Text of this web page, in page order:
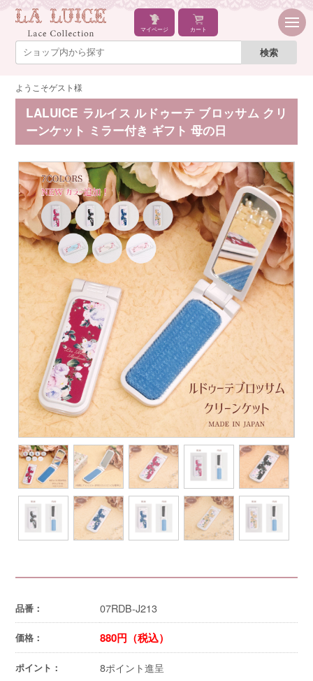
マイページ カート
ようこそゲスト様
LALUICE ラルイス ルドゥーテ ブロッサム クリ
ーンケット ミラー付き ギフト 母の日
品番： 07RDB-J213
価格： 880円（税込）
ポイント： 8ポイント進呈